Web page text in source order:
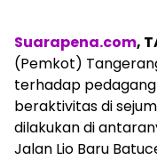
Suarapena.com,
(Pemkot)
terhadap
beraktivitas di
dilakukan di
Jalan Lio Baru